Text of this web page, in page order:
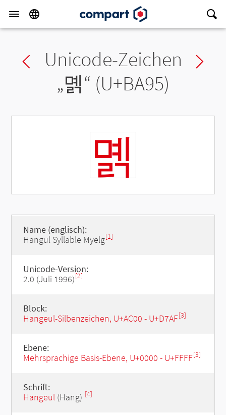
Previous char
Unicode-Zeichen
„몕“ (U+BA95)
몕
Name (englisch):
Hangul Syllable Myelg[1]
Unicode-Version:
2.0 (Juli 1996)[2]
Block:
Hangeul-Silbenzeichen, U+AC00 - U+D7AF[3]
Ebene:
Mehrsprachige Basis-Ebene, U+0000 - U+FFFF[3]
Schrift:
Hangeul(Hang) [4]